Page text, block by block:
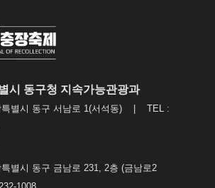
시 동구청 지속가능관광과
특별시 동구 서남로 1(서석동) | TEL :
별시 동구 금남로 231, 2층 (금남로2